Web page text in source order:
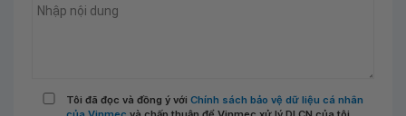
Tôi đã đọc và đồng ý với Chính sách bảo vệ dữ liệu cá nhân